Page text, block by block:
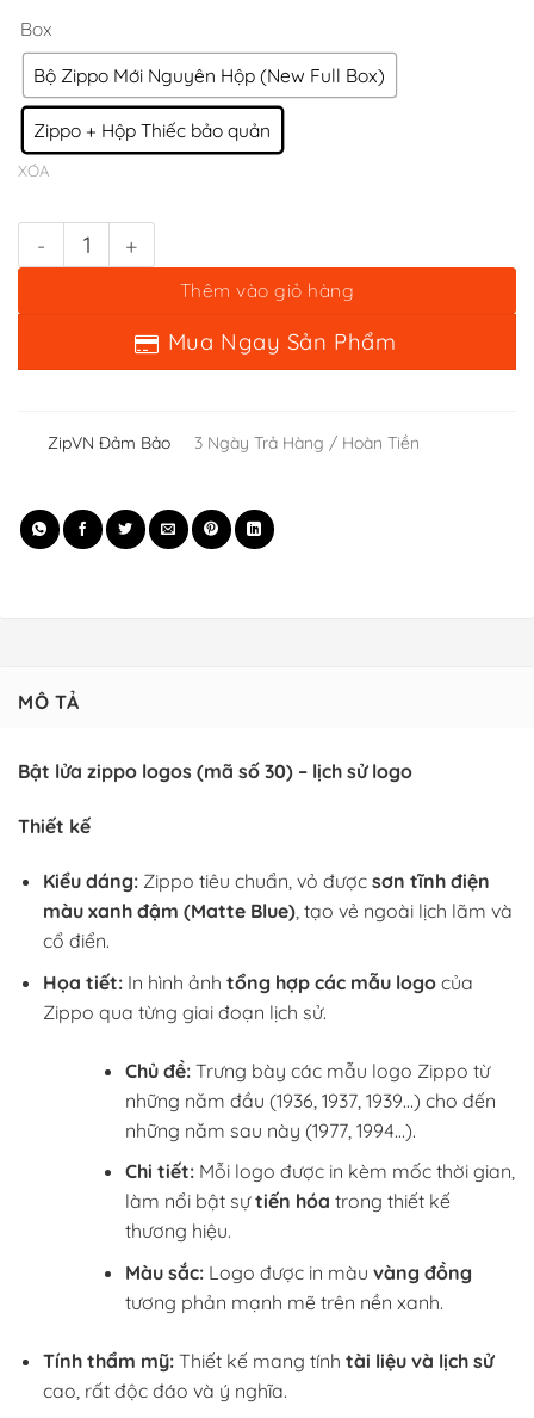
Mua Ngay Sản Phẩm
ZipVN Đảm Bảo 3 Ngày Trả Hàng / Hoàn Tiền
MÔ TẢ
Bật lửa zippo logos (mã số 30) – lịch sử logo
Thiết kế
Kiểu dáng:Zippo tiêu chuẩn, vỏ được sơn tĩnh điện
màu xanh đậm (Matte Blue), tạo vẻ ngoài lịch lãm và
cổ điển.
Họa tiết:In hình ảnh tổng hợp các mẫu logocủa
Zippo qua từng giai đoạn lịch sử.
Chủ đề:Trưng bày các mẫu logo Zippo từ
những năm đầu (1936, 1937, 1939…) cho đến
những năm sau này (1977, 1994…).
Chi tiết:Mỗi logo được in kèm mốc thời gian,
làm nổi bật sựtiến hóa trong thiết kế
thương hiệu.
Màu sắc:Logo được in màu vàng đồng
tương phản mạnh mẽ trên nền xanh.
Tính thẩm mỹ:Thiết kế mang tính tài liệu và lịch sử
cao, rất độc đáo và ý nghĩa.